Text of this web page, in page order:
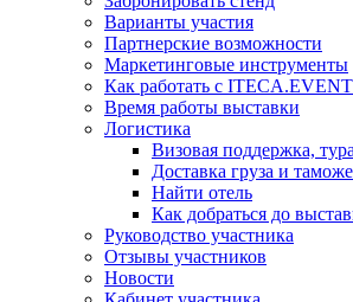
Варианты участия
Партнерские возможности
Маркетинговые инструменты
Как работать с
Время работы выставки
Логистика
Визовая поддержка,
Доставка груза и
Найти отель
Как добраться до
Руководство участника
Отзывы участников
Новости